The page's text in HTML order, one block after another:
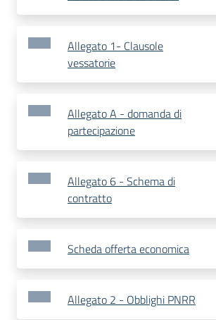
Allegato 1- Clausole
vessatorie
Allegato A - domanda di
partecipazione
Allegato 6 - Schema di
contratto
Scheda offerta economica
Allegato 2 - Obblighi PNRR